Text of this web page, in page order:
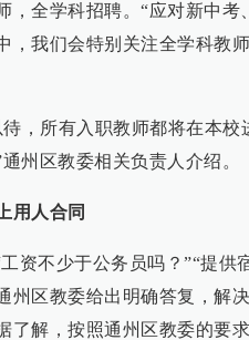
，全学科招聘。“应对新中考
，我们会特别关注全学科教
，所有入职教师都将在本校
州区教委相关负责人介绍。
用人合同
资不少于公务员吗？”“提
州区教委给出明确答复，解
了解，按照通州区教委的要